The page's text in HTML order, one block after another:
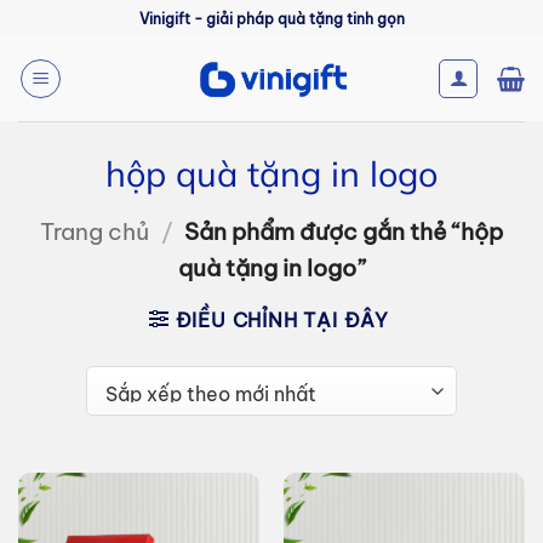
nội
dung
Vinigift - giải pháp quà tặng tinh gọn
hộp quà tặng in logo
Trang chủ / Sản phẩm được gắn thẻ “hộp
quà tặng in logo”
ĐIỀU CHỈNH TẠI ĐÂY